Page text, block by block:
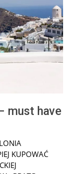
must have
KUPOWAĆ